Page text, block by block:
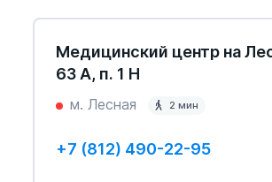
Медицинский центр на
63 А, п. 1 Н
м. Лесная 2 мин
+7 (812) 490-22-95